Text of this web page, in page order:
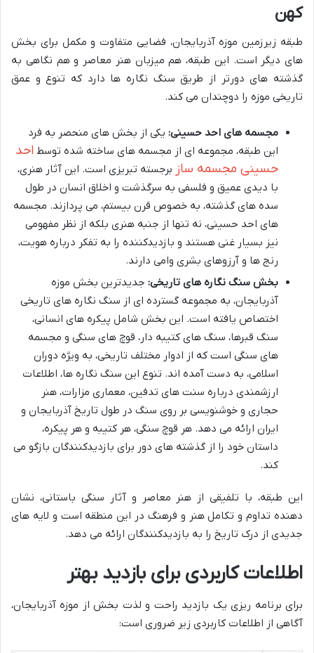
کهن
طبقه زیرزمین موزه آذربایجان، فضایی متفاوت و مکمل برای بخش
های دیگر است. این طبقه، هم میزبان هنر معاصر و هم نگاهی به
گذشته های دورتر از طریق سنگ نگاره ها دارد که تنوع و عمق
تاریخی موزه را دوچندان می کند.
مجسمه های احد حسینی: یکی از بخش های منحصر به فرد
این طبقه، مجموعه ای از مجسمه های ساخته شده توسط احد
حسینی مجسمه ساز برجسته تبریزی است. این آثار هنری،
با دیدی عمیق و فلسفی به سرگذشت و اخلاق انسان در طول
سده های گذشته، به خصوص قرن بیستم، می پردازند. مجسمه
های احد حسینی، نه تنها از جنبه هنری بلکه از نظر مفهومی
نیز بسیار غنی هستند و بازدیدکننده را به تفکر درباره هویت،
رنج ها و آرزوهای بشری وامی دارند.
بخش سنگ نگاره های تاریخی: جدیدترین بخش موزه
آذربایجان، به مجموعه گسترده ای از سنگ نگاره های تاریخی
اختصاص یافته است. این بخش شامل پیکره های انسانی،
سنگ قبرها، سنگ های کتیبه دار، قوچ های سنگی و مجسمه
های سنگی است که از ادوار مختلف تاریخی، به ویژه دوران
اسلامی، به دست آمده اند. تنوع این سنگ نگاره ها، اطلاعات
ارزشمندی درباره سنت های تدفین، معماری مزارات، هنر
حجاری و خوشنویسی بر روی سنگ در طول تاریخ آذربایجان و
ایران ارائه می دهد. هر قوچ سنگی، هر کتیبه و هر پیکره،
داستان خود را از گذشته های دور برای بازدیدکنندگان بازگو می
کند.
این طبقه، با تلفیقی از هنر معاصر و آثار سنگی باستانی، نشان
دهنده تداوم و تکامل هنر و فرهنگ در این منطقه است و لایه های
جدیدی از درک تاریخ را به بازدیدکنندگان ارائه می دهد.
اطلاعات کاربردی برای بازدید بهتر
برای برنامه ریزی یک بازدید راحت و لذت بخش از موزه آذربایجان،
آگاهی از اطلاعات کاربردی زیر ضروری است: